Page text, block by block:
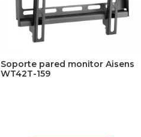
Soporte pared monitor Aisens
WT42T-159